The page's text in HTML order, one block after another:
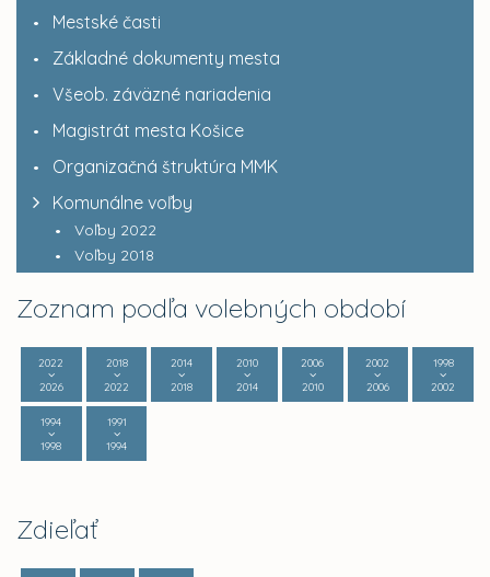
Mestské časti
Základné dokumenty mesta
Všeob. záväzné nariadenia
Magistrát mesta Košice
Organizačná štruktúra MMK
Komunálne voľby
Voľby 2022
Voľby 2018
Zoznam podľa volebných období
2022
2026
2018
2022
2014
2018
2010
2014
2006
2010
2002
2006
1998
2002
1994
1998
1991
1994
Zdieľať